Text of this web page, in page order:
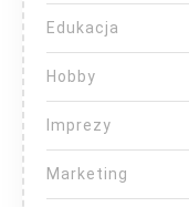
Edukacja
Hobby
Imprezy
Marketing